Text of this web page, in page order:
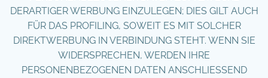
DERARTIGER WERBUNG EINZULEGEN; DIES GILT AUCH
FÜR DAS PROFILING, SOWEIT ES MIT SOLCHER
DIREKTWERBUNG IN VERBINDUNG STEHT. WENN SIE
WIDERSPRECHEN, WERDEN IHRE
PERSONENBEZOGENEN DATEN ANSCHLIESSEND